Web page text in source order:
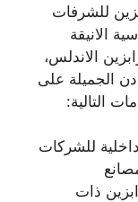
للشرفات
الانيقة
الاندلس،
الجميلة على
التالية:
للشركات
ذات